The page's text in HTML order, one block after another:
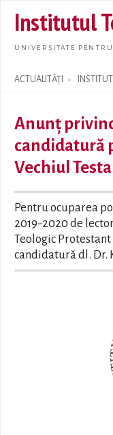
Institutul
UNIVERSITATE
ACTUALITĂȚI INSTITUT
Search form
Anunț
candidatură
Vechiul
Pentru ocuparea
2019-2020 de
Teologic
candidatură dl. Dr.